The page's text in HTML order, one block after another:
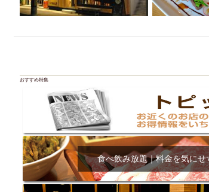
スクリーン
スペインバル・
餃子
キリン 分煙 少
市立病院前駅周辺
綺麗orお洒落なトイレ
ラン
クラフトビール
鉄板焼き
壺川駅周辺
秋限定メニュー
ラクレット
赤嶺駅周辺
おすすめ特集
食べ飲み放題｜料金を気にせ